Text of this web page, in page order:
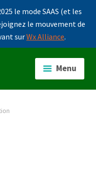
le mode SAAS (et les
le mouvement de
surWx Alliance.
Menu